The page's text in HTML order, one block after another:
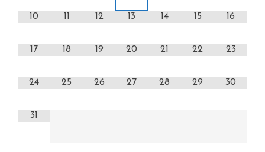
10 11 12 13 14 15 16
17 18 19 20 21 22 23
24 25 26 27 28 29 30
31